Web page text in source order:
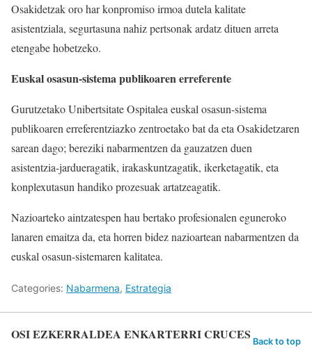
Osakidetzak oro har konpromiso irmoa dutela kalitate
asistentziala, segurtasuna nahiz pertsonak ardatz dituen arreta
etengabe hobetzeko.
Euskal osasun-sistema publikoaren erreferente
Gurutzetako Unibertsitate Ospitalea euskal osasun-sistema
publikoaren erreferentziazko zentroetako bat da eta Osakidetzaren
sarean dago; bereziki nabarmentzen da gauzatzen duen
asistentzia-jardueragatik, irakaskuntzagatik, ikerketagatik, eta
konplexutasun handiko prozesuak artatzeagatik.
Nazioarteko aintzatespen hau bertako profesionalen eguneroko
lanaren emaitza da, eta horren bidez nazioartean nabarmentzen da
euskal osasun-sistemaren kalitatea.
Categories: Nabarmena, Estrategia
OSI EZKERRALDEA ENKARTERRI CRUCES Back to top